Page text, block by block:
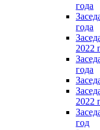
года
года
2022
года
2022
год